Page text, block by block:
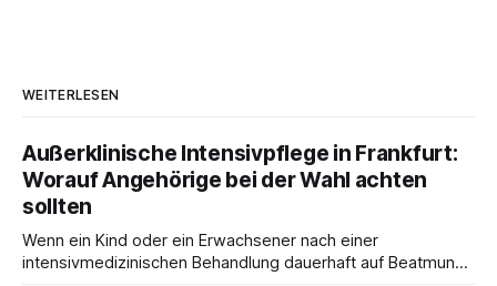
WEITERLESEN
Außerklinische Intensivpflege in Frankfurt:
Worauf Angehörige bei der Wahl achten
sollten
Wenn ein Kind oder ein Erwachsener nach einer
intensivmedizinischen Behandlung dauerhaft auf Beatmung